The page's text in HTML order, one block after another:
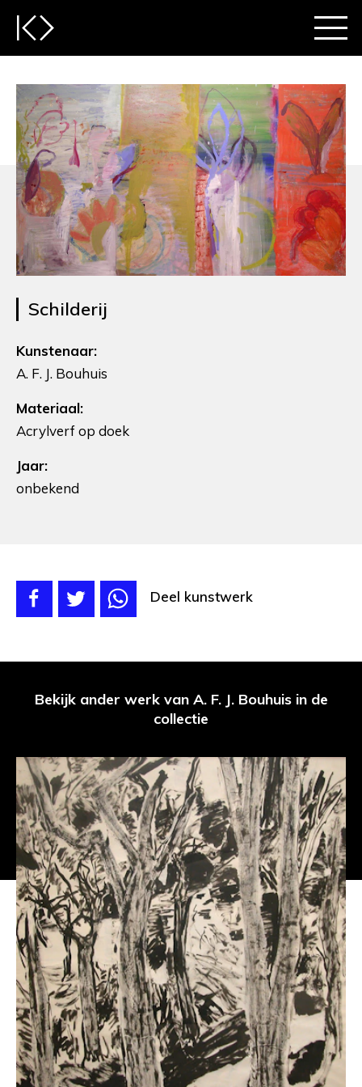
Schilderij
Kunstenaar:
A. F. J. Bouhuis
Materiaal:
Acrylverf op doek
Jaar:
onbekend
Deel kunstwerk
Bekijk ander werk van A. F. J. Bouhuis in de
collectie